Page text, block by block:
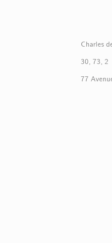
Charles
30, 73, 2
77